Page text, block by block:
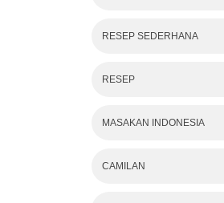
RESEP SEDERHANA
RESEP
MASAKAN INDONESIA
CAMILAN